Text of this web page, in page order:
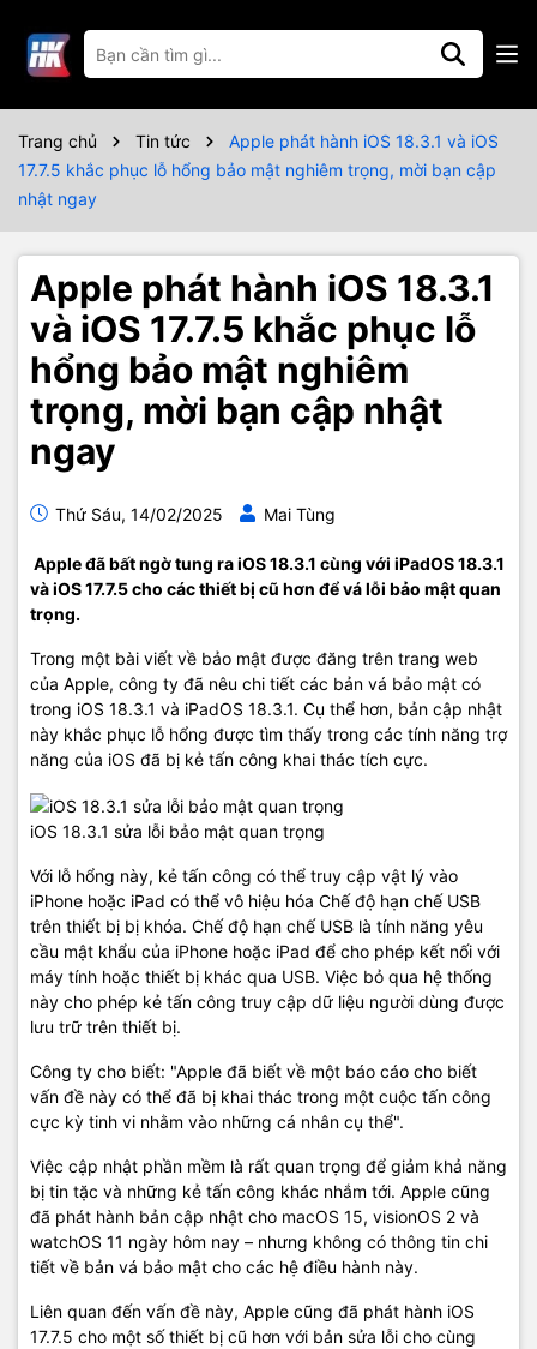
Trang chủ Tin tức
Apple phát hành iOS 18.3.1 và iOS
17.7.5 khắc phục lỗ hổng bảo mật nghiêm trọng, mời bạn cập
nhật ngay
Apple phát hành iOS 18.3.1
và iOS 17.7.5 khắc phục lỗ
hổng bảo mật nghiêm
trọng, mời bạn cập nhật
ngay
Thứ Sáu, 14/02/2025 Mai Tùng
Appleđã bất ngờ tung ra iOS 18.3.1 cùng với iPadOS 18.3.1
và iOS 17.7.5 cho các thiết bị cũ hơn để vá lỗi bảo mật quan
trọng.
Trong một bài viết về bảo mật được đăng trên trang web
của Apple, công ty đã nêu chi tiết các bản vá bảo mật có
trong iOS 18.3.1 và iPadOS 18.3.1. Cụ thể hơn, bản cập nhật
này khắc phục lỗ hổng được tìm thấy trong các tính năng trợ
năng của iOS đã bị kẻ tấn công khai thác tích cực.
iOS 18.3.1 sửa lỗi bảo mật quan trọng
Với lỗ hổng này, kẻ tấn công có thể truy cập vật lý vào
iPhone hoặc iPad có thể vô hiệu hóa Chế độ hạn chế USB
trên thiết bị bị khóa. Chế độ hạn chế USB là tính năng yêu
cầu mật khẩu của iPhone hoặc iPad để cho phép kết nối với
máy tính hoặc thiết bị khác qua USB. Việc bỏ qua hệ thống
này cho phép kẻ tấn công truy cập dữ liệu người dùng được
lưu trữ trên thiết bị.
Công ty cho biết: "Apple đã biết về một báo cáo cho biết
vấn đề này có thể đã bị khai thác trong một cuộc tấn công
cực kỳ tinh vi nhằm vào những cá nhân cụ thể".
Việc cập nhật phần mềm là rất quan trọng để giảm khả năng
bị tin tặc và những kẻ tấn công khác nhắm tới. Apple cũng
đã phát hành bản cập nhật cho macOS 15, visionOS 2 và
watchOS 11 ngày hôm nay – nhưng không có thông tin chi
tiết về bản vá bảo mật cho các hệ điều hành này.
Liên quan đến vấn đề này, Apple cũng đã phát hành iOS
17.7.5 cho một số thiết bị cũ hơn với bản sửa lỗi cho cùng